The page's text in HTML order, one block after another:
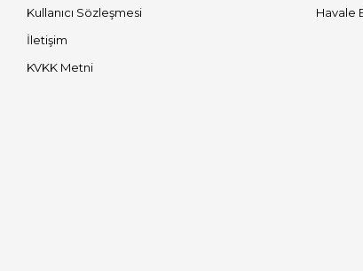
Kullanıcı Sözleşmesi
İletişim
KVKK Metni
Havale